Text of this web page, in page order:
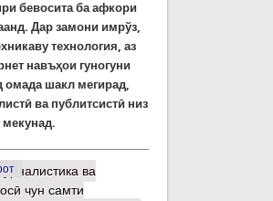
бевосита ба афкори
Дар замони имрўз,
технология, аз
навъҳои гуногуни
омада шакл мегирад,
ва публитсистӣ низ
мекунад.
ва
чун самти